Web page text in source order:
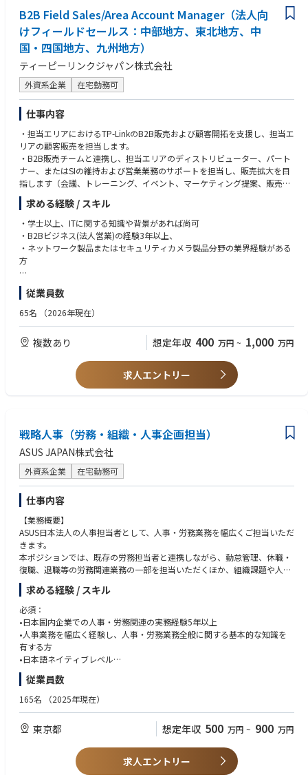
· Provides system support to the business ensuring accurate and timely p
rocessing of all Japan Business applications including (Oracle Supply Ch
ain and Financial applications).
· Provides support to the Japan Supply Chain and Finance user commu
nity to improve the efficiency of the group through features and function
s available in Oracle ERP Cloud.
· Challenges existing methods, processes and tools to optimize utilizati
on and efficiency of Oracle ERP Cloud and associated integrations.
· Provides user training and assistance as needed.
· Supports the integration of acquisitions. This support may include ma
pping data, data conversions, system configuration, and business proce
ss revisions.
· Plays a key role in the integration of new requirements, solution archite
cture and process improvements into the system and process flow, inclu
ding the evaluation and introduction of additional technology to meet b
usiness requirements.
· Coordinates with stakeholders to evaluate and make changes to Oracle
ERP Cloud systems to maintain compliance with corporate standards w
hile balancing global vs local needs.
· Assists with the planning and implementation of business systems chan
ges because of significant organizational structure changes to support b
· Ensure reliable technology and process methods are in place to provid
e accurate results and consistent system performance.
· Drive continuous improvement, best practices and improving standard
operating procedures for the organization.
· Lead onshore/offshore team to manage requirements, design, configur
ation and testing for multiple IT initiatives.
· Provides governance over quality of delivered services.
Support activities related to Internal & External audit, SOX, GDPR, etc. co
mpliance.
Ability to work with cross functional technical teams including operating
systems, network, security, middleware and compliance.
Who You Are
7-10 years of experience with Oracle ERP (On Premise and/or Cloud) ap
plications with four years of experience working with Oracle ERP, P2P an
d Supply Chain Cloud applications.
7-10 years of experience in a Senior Information Technology related posi
Minimum 3 years of experience supporting Oracle ERP Cloud application
s within Japan region.
7-10 years of defining, scoping, scaling and managing technology initiat
ives from a business applications perspective
7-10 years of leveraging technology to improve system processes.
5+ years of experience managing teams and major strategic projects with
in a global organization
5+ years of experience managing in an offshore delivery model.
Strong communication and language skills in both Japanese and English
(Required).
Experience in Record-To-Report, Procure-To-Pay, Order-To-Cash, Tax an
d other financial business processes
Excellent command of the Systems Development Life Cycle (SDLC) proce
ss
Solid understanding of Data Structure, Controls and End-to-End Flow
Expertise with Oracle Integration Cloud preferred
Critical thinking, systems and business background, and communication
s skills are critical for this strategic and complex role.
Experience leading full life cycle Oracle E-Business Suite and/or ERP Clou
d implementations.
Working knowledge of Cloud integration middleware products OIC, Mul
Experience with AIM Methodology, Business Process Engineering and Pro
ject Management tools and/or similar ERP implementation methodologi
es is required.
Ability to manage multiple projects concurrently; quickly and accurately
shifts attention among multiple tasks.
Ability to read, write and speak fluent in Japanese and English, using ap
propriate grammar, style and vocabulary.
Advance organizational AI capabilities through cross‑functional solution
development, effective management of AI platforms, and ongoing upskil
ling within the IT team.
Possess strong organizational skills and ability to demonstrate a systema
tic approach in carrying out assignments. Very detail oriented and excels
at working with ambiguity.
Demonstrate sound judgement and decisiveness when navigating compl
ex business challenges.
Ability to work with cross functional technical teams including operating
systems, network, security, middleware and compliance.
Where You’ll Work
This role is based out of our Tokyo office with weekly flexibility to suppo
rt both your professional and personal needs.
B2B Field Sales/Area Account Manager（法人向
けフィールドセールス：中部地方、東北地方、中
国・四国地方、九州地方）
ティーピーリンクジャパン株式会社
外資系企業 在宅勤務可
仕事内容
・担当エリアにおけるTP-LinkのB2B販売および顧客開拓を支援し、担当エ
リアの顧客販売を担当します。
・B2B販売チームと連携し、担当エリアのディストリビューター、パート
ナー、またはSIの維持および営業業務のサポートを担当し、販売拡大を目
指します（会議、トレーニング、イベント、マーケティング提案、販売資
料の配布など）。
・担当エリアの新規チャネル、新規B2Bディストリビューター、新規シス
テムインテグレーターの開拓、B2B販売拡大への取り組み（コールドコー
ル、メール連絡、会議での問い合わせなど）。
・中小企業向け製品の販売力強化を目的とした、関連するB2Bイベント、
活動、またはプログラムのサポート。
・上記以外のB2Bビジネスに関連する業務
求める経験 / スキル
・学士以上、ITに関する知識や背景があれば尚可
・B2Bビジネス(法人営業)の経験3年以上、
・ネットワーク製品またはセキュリティカメラ製品分野の業界経験がある
方
【求める人物像】
・積極的で、効率性があり、物事を積極的に考え、新しい挑戦を好み、常
に学び、向上心がある方
従業員数
65名 （2026年現在）
複数あり 想定年収 400 万円 ~ 1,000 万円
求人エントリー
戦略人事（労務・組織・人事企画担当）
ASUS JAPAN株式会社
外資系企業 在宅勤務可
仕事内容
【業務概要】
ASUS日本法人の人事担当者として、人事・労務業務を幅広くご担当いただ
きます。
本ポジションでは、既存の労務担当者と連携しながら、勤怠管理、休職・
復職、退職等の労務関連業務の一部を担当いただくほか、組織課題や人事
課題の分析、人員配置・組織体制の検討、人事施策の企画・実行など、幅
広い人事業務に携わっていただきます。
また、経営層や各部門責任者と連携し、組織戦略や人材戦略の観点から、
組織・人員に関する課題を整理し、改善施策の企画・実行を推進していた
だきます。PIP（Performance Improvement Plan）や組織改編、人員最適
化等の人事施策にも関わり、事業成長を支える戦略人事としてご活躍いた
だくことを期待しています。
して主体的に取り組み、幅広い人事経験を積むことができるポジションで
す。
人事業務全般・HR企画
•組織および人事課題の分析、課題解決に向けた施策の企画・実行
•経営層および各部門責任者との連携による人事課題の解決支援
求める経験 / スキル
必須：
•日本国内企業での人事・労務関連の実務経験5年以上
•人事業務を幅広く経験し、人事・労務業務全般に関する基本的な知識を
有する方
•日本語ネイティブレベル
•英語ビジネス会話可能なレベル もしくは 中国語ビジネスレベル＋英語日
常会話レベル（読み書き聞き取り）
•組織人事、人事企画またはHRBPとしての実務経験
•PIP（Performance Improvement Plan）、人員最適化に関する実務経験
•外資系企業またはグローバル企業での人事経験
従業員数
165名 （2025年現在）
東京都 想定年収 500 万円 ~ 900 万円
求人エントリー